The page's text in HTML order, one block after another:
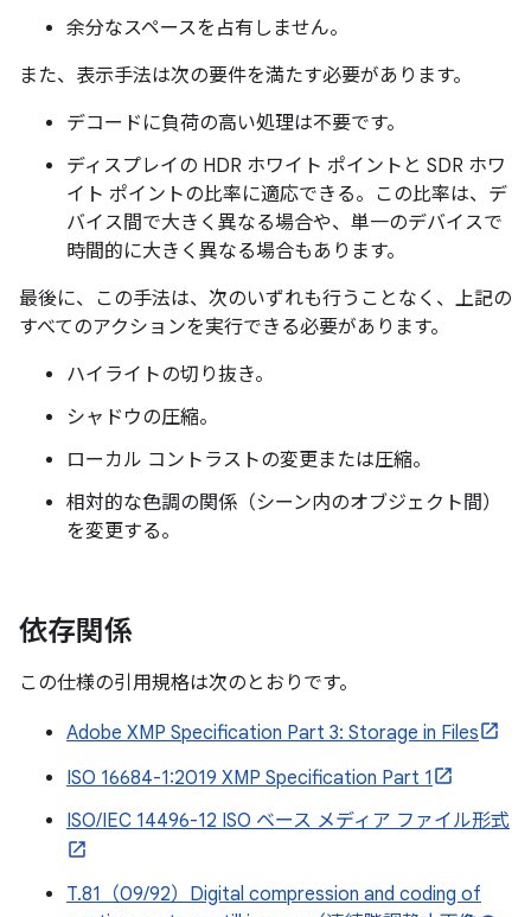
余分なスペースを占有しません。
また、表示手法は次の要件を満たす必要があります。
デコードに負荷の高い処理は不要です。
ディスプレイの HDR ホワイト ポイントと SDR ホワ
イト ポイントの比率に適応できる。この比率は、デ
バイス間で大きく異なる場合や、単一のデバイスで
時間的に大きく異なる場合もあります。
最後に、この手法は、次のいずれも行うことなく、上記の
すべてのアクションを実行できる必要があります。
ハイライトの切り抜き。
シャドウの圧縮。
ローカル コントラストの変更または圧縮。
相対的な色調の関係（シーン内のオブジェクト間）
を変更する。
依存関係
この仕様の引用規格は次のとおりです。
Adobe XMP Specification Part 3: Storage in Files
ISO 16684-1:2019 XMP Specification Part 1
ISO/IEC 14496-12 ISO ベース メディア ファイル形式
T.81（09/92）Digital compression and coding of